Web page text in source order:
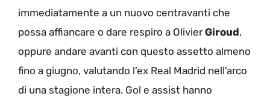
immediatamente a un nuovo centravanti che
possa affiancare o dare respiro a OlivierGiroud,
oppure andare avanti con questo assetto almeno
fino a giugno, valutando l’ex Real Madrid nell’arco
di una stagione intera. Gol e assist hanno